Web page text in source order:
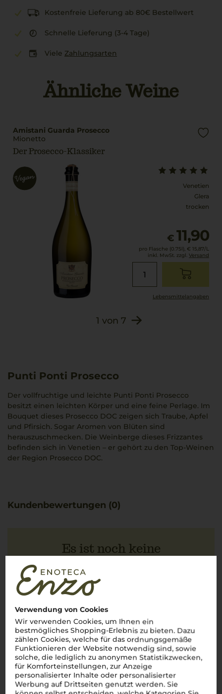
Verwendung von Cookies
Wir verwenden Cookies, um Ihnen ein
bestmögliches Shopping-Erlebnis zu bieten. Dazu
zählen Cookies, welche für das ordnungsgemäße
Funktionieren der Website notwendig sind, sowie
solche, die lediglich zu anonymen Statistikzwecken,
für Komforteinstellungen, zur Anzeige
personalisierter Inhalte oder personalisierter
Werbung auf Drittseiten genutzt werden. Sie
Kostenfreie Lieferung ab 80€ Bestellwert
Schnelle Lieferung (3-4 Tage)
Viele Zahlungsarten
Ähnliche Weine
Amistani Guarda Prosecco
Mionetto
Der Prosecco-Klassiker
Venetien
Glera
trocken
€ 11,90
pro Flasche (0.75l), € 15,87/L
inkl. MwSt. zzgl. Versand
Lebensmittel­angaben
1 von 7
Punti Ponti Prosecco
Der vollfruchtige und leichte Punti Ponti Prosecco
besitzt einen leichten Körper und eine feine Perlage. Im
Bouquet dieses Prosecco DOC zeigen sich Traube, Apfel
und Pfirsich. Sogar Aromen von Blüten sind
herauszuschmecken. Die Weinberge dieses Frizzantes
befinden sich in Venetien – er gehört zu den Top-Weinen
der Region Prosecco DOC.
Kundenbewertungen (0)
Es ist noch keine
Kundenbewertung vorhanden.
Schreiben Sie jetzt die erste Bewertung!
JETZT BEWERTEN
Über die Region